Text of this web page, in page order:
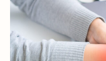
あいSHOP 膝 矯正
対応できる症状 上本町
ふくらはぎ ストレス